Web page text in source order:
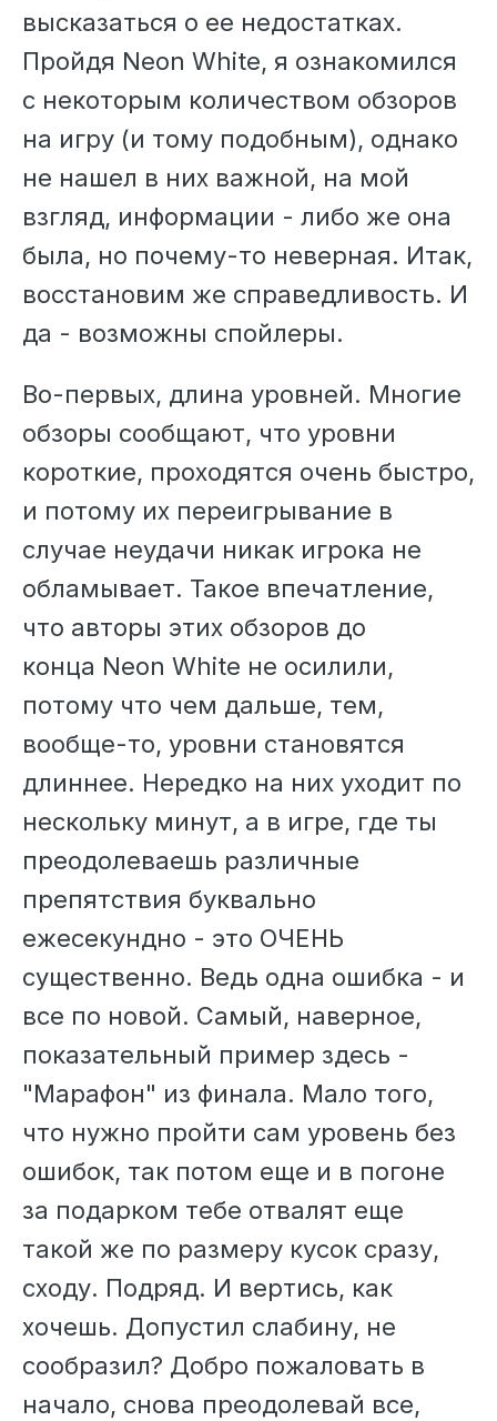
высказаться о ее недостатках.
Пройдя Neon White, я ознакомился
с некоторым количеством обзоров
на игру (и тому подобным), однако
не нашел в них важной, на мой
взгляд, информации - либо же она
была, но почему-то неверная. Итак,
восстановим же справедливость. И
да - возможны спойлеры.
Во-первых, длина уровней. Многие
обзоры сообщают, что уровни
короткие, проходятся очень быстро,
и потому их переигрывание в
случае неудачи никак игрока не
обламывает. Такое впечатление,
что авторы этих обзоров до
конца Neon White не осилили,
потому что чем дальше, тем,
вообще-то, уровни становятся
длиннее. Нередко на них уходит по
нескольку минут, а в игре, где ты
преодолеваешь различные
препятствия буквально
ежесекундно - это ОЧЕНЬ
существенно. Ведь одна ошибка - и
все по новой. Самый, наверное,
показательный пример здесь -
"Марафон" из финала. Мало того,
что нужно пройти сам уровень без
ошибок, так потом еще и в погоне
за подарком тебе отвалят еще
такой же по размеру кусок сразу,
сходу. Подряд. И вертись, как
хочешь. Допустил слабину, не
сообразил? Добро пожаловать в
начало, снова преодолевай все,